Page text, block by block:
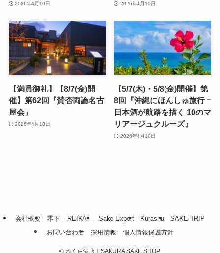
2026年4月10日 2026年4月10日
【満員御礼】【8/7(金)開
催】第62回『賛否両論名古
屋会』
2026年4月10日
【5/7(木)・5/8(金)開催】第
8回『沖縄にほんしゅ旅行 ｰ
日本酒が航路を描く 10のマ
リアージュクルーズ』
2026年4月10日
会社概要 零下 – REIKA – Sake Export Kurashu
SAKE TRIP
お問い合わせ
採用情報 個人情報保護方針
© さくら酒店｜SAKURA SAKE SHOP.